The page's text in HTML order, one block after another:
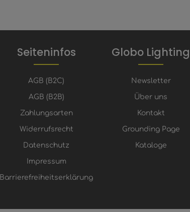
Seiteninfos
AGB (B2C)
AGB (B2B)
Zahlungsarten
Widerrufsrecht
Datenschutz
Impressum
Barrierefreiheitserklärung
Globo Lighting
Newsletter
Über uns
Kontakt
Grounding Page
Kataloge